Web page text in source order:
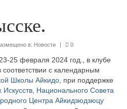
в: Новости | 0
25 февраля 2024 год., в клубе
с календарным
Школы Айкидо , при поддержке
Национального Совета
Центра Айкидзюдзюцу